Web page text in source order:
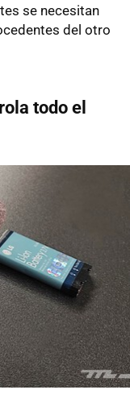
se necesitan
del otro
todo el